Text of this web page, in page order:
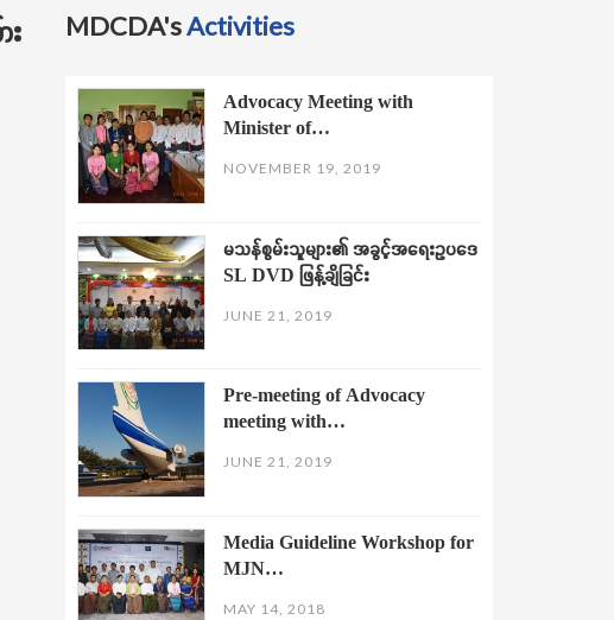
MDCDA'sActivities
Advocacy Meeting with
Minister of…
NOVEMBER 19, 2019
မသန်စွမ်းသူများ၏ အခွင့်အရေးဥပဒေ
SL DVD ဖြန့်ချိခြင်း
JUNE 21, 2019
Pre-meeting of Advocacy
meeting with…
JUNE 21, 2019
Media Guideline Workshop for
MJN…
MAY 14, 2018